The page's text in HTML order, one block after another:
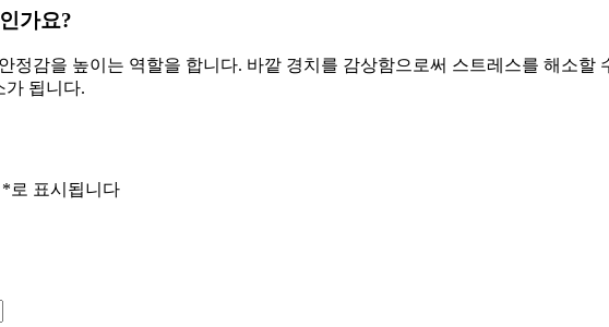
가요?
정감을 높이는 역할을 합니다. 바깥 경치를 감상함으로써 스트레스를 해소할
가 됩니다.
*로 표시됩니다